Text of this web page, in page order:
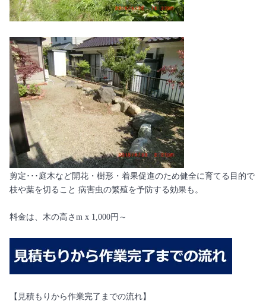
剪定･･･庭木など開花・樹形・着果促進のため健全に育てる目的で
枝や葉を切ること 病害虫の繁殖を予防する効果も。
料金は、木の高さm x 1,000円～
【見積もりから作業完了までの流れ】